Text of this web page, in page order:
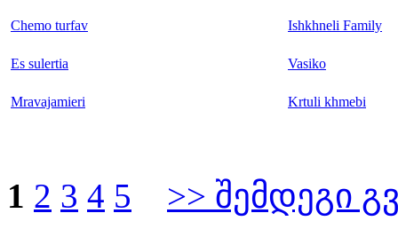
Chemo turfav Ishkhneli Family
Es sulertia Vasiko
Mravajamieri Krtuli khmebi
1 2 3 4 5
>> შემდეგი